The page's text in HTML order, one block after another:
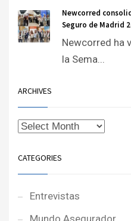
Newcorred
Seguro de Madrid
Newcorred ha
la Sema...
ARCHIVES
CATEGORIES
Entrevistas